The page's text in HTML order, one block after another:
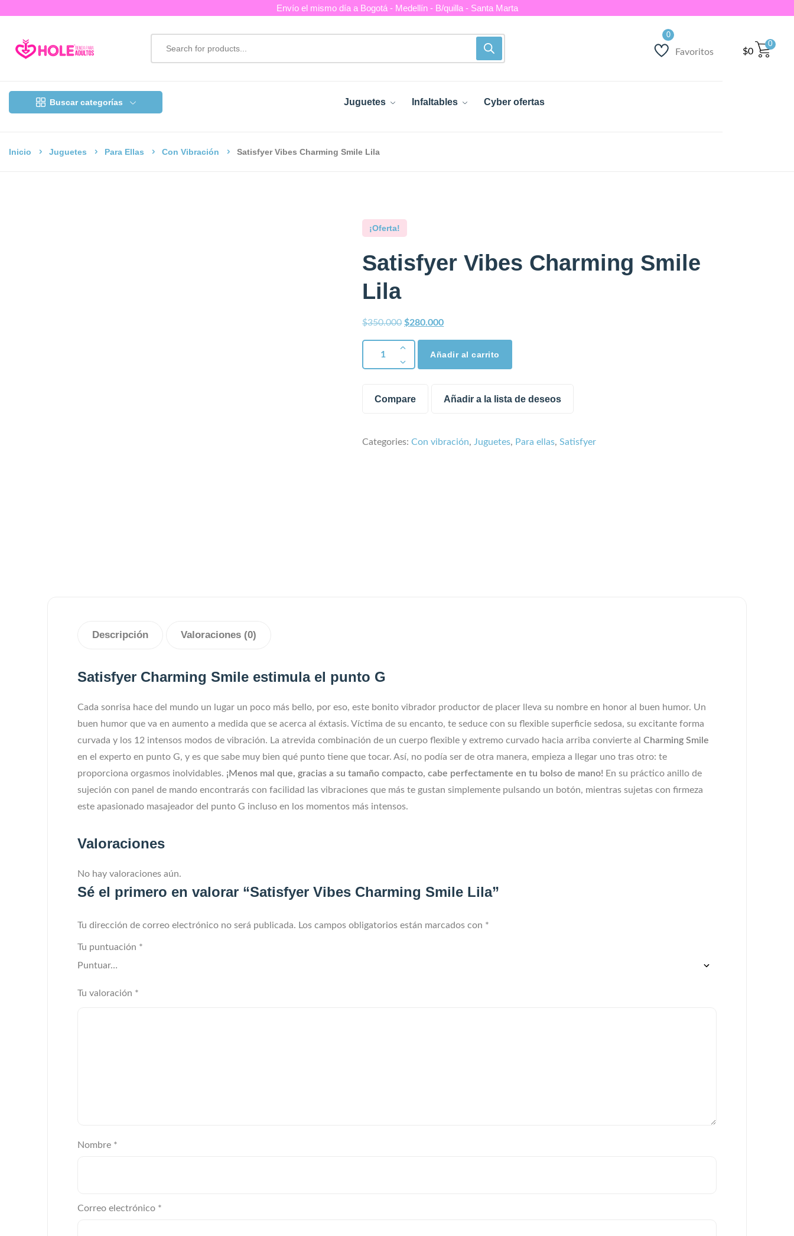
Envío el mismo día a Bogotá - Medellín - B/quilla - Santa Marta
Favoritos
Buscar categorías Juguetes Infaltables Cyber ofertas
$0
0
Inicio Juguetes Para Ellas Con Vibración Satisfyer Vibes Charming Smile Lila
¡Oferta!
Satisfyer Vibes Charming Smile
Lila
$350.000 $280.000
Añadir al carrito
Compare Añadir a la lista de deseos
Categories:Con vibración, Juguetes, Para ellas,Satisfyer
Descripción Valoraciones (0)
Satisfyer Charming Smile estimula el punto G
Cada sonrisa hace del mundo un lugar un poco más bello, por eso, este bonito vibrador productor de placer lleva su nombre en honor al buen humor. Un
buen humor que va en aumento a medida que se acerca al éxtasis. Víctima de su encanto, te seduce con su flexible superficie sedosa, su excitante forma
curvada y los 12 intensos modos de vibración. La atrevida combinación de un cuerpo flexible y extremo curvado hacia arriba convierte al Charming Smile
en el experto en punto G, y es que sabe muy bien qué punto tiene que tocar. Así, no podía ser de otra manera, empieza a llegar uno tras otro: te
proporciona orgasmos inolvidables. ¡Menos mal que, gracias a su tamaño compacto, cabe perfectamente en tu bolso de mano! En su práctico anillo de
sujeción con panel de mando encontrarás con facilidad las vibraciones que más te gustan simplemente pulsando un botón, mientras sujetas con firmeza
este apasionado masajeador del punto G incluso en los momentos más intensos.
Valoraciones
No hay valoraciones aún.
Sé el primero en valorar “Satisfyer Vibes Charming Smile Lila”
Tu dirección de correo electrónico no será publicada. Los campos obligatorios están marcados con *
Tu puntuación *
Tu valoración *
Nombre *
Correo electrónico *